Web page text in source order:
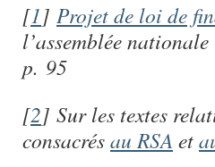
[1] Projet de loi de
l’assemblée
p. 95
[2] Sur les textes
consacrésau RSA et